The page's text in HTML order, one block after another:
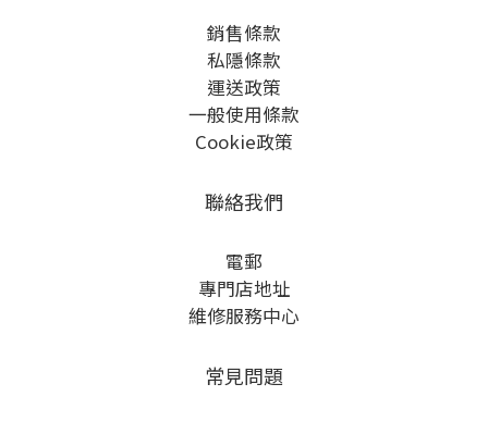
銷售條款
私隱條款
運送政策
一般使用條款
Cookie政策
聯絡我們
電郵
專門店地址
維修服務中心
常見問題